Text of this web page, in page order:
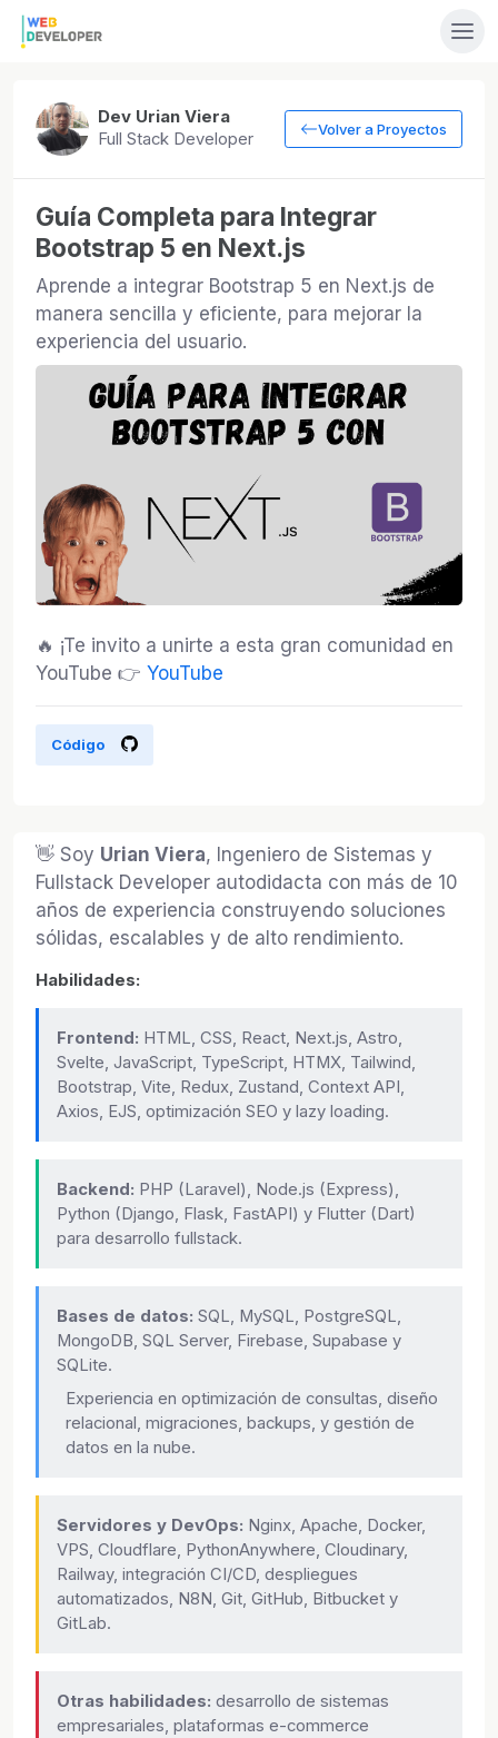
Dev Urian Viera
Full Stack Developer
Volver a Proyectos
Guía Completa para Integrar
Bootstrap 5 en Next.js
Aprende a integrar Bootstrap 5 en Next.js de
manera sencilla y eficiente, para mejorar la
experiencia del usuario.
🔥 ¡Te invito a unirte a esta gran comunidad en
YouTube 👉 YouTube
Código
👋 Soy Urian Viera, Ingeniero de Sistemas y
Fullstack Developer autodidacta con más de 10
años de experiencia construyendo soluciones
sólidas, escalables y de alto rendimiento.
Habilidades:
Frontend: HTML, CSS, React, Next.js, Astro,
Svelte, JavaScript, TypeScript, HTMX, Tailwind,
Bootstrap, Vite, Redux, Zustand, Context API,
Axios, EJS, optimización SEO y lazy loading.
Backend: PHP (Laravel), Node.js (Express),
Python (Django, Flask, FastAPI) y Flutter (Dart)
para desarrollo fullstack.
Bases de datos: SQL, MySQL, PostgreSQL,
MongoDB, SQL Server, Firebase, Supabase y
SQLite.
Experiencia en optimización de consultas, diseño
relacional, migraciones, backups, y gestión de
datos en la nube.
Servidores y DevOps: Nginx, Apache, Docker,
VPS, Cloudflare, PythonAnywhere, Cloudinary,
Railway, integración CI/CD, despliegues
automatizados, N8N, Git, GitHub, Bitbucket y
GitLab.
Otras habilidades: desarrollo de sistemas
empresariales, plataformas e-commerce